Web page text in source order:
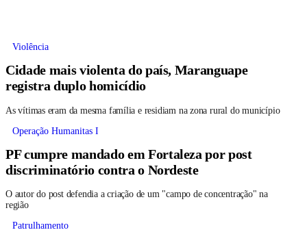
Violência
Cidade mais violenta do país, Maranguape
registra duplo homicídio
As vítimas eram da mesma família e residiam na zona rural do município
Operação Humanitas I
PF cumpre mandado em Fortaleza por post
discriminatório contra o Nordeste
O autor do post defendia a criação de um "campo de concentração" na
região
Patrulhamento